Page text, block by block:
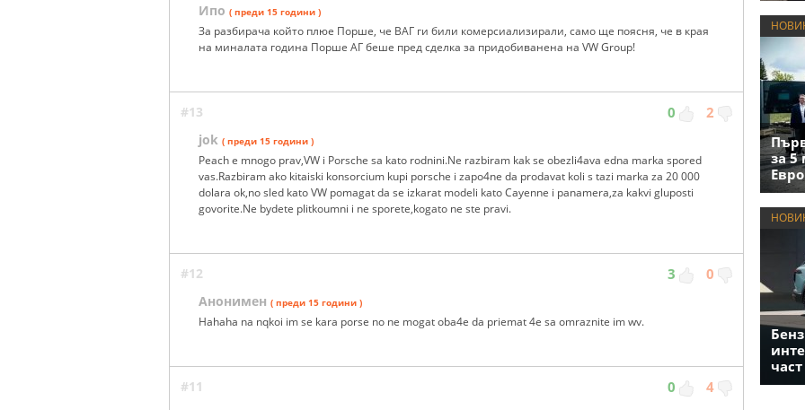
Ипо ( преди 15 години )
За разбирача който плюе Порше, че ВАГ ги били комерсиализирали, само ще поясня, че в края
на миналата година Порше АГ беше пред сделка за придобиванена на VW Group!
#13 0 2
jok ( преди 15 години )
Peach e mnogo prav,VW i Porsche sa kato rodnini.Ne razbiram kak se obezli4ava edna marka spored
vas.Razbiram ako kitaiski konsorcium kupi porsche i zapo4ne da prodavat koli s tazi marka za 20 000
dolara ok,no sled kato VW pomagat da se izkarat modeli kato Cayenne i panamera,za kakvi gluposti
govorite.Ne bydete plitkoumni i ne sporete,kogato ne ste pravi.
#12 3 0
Анонимен ( преди 15 години )
Hahaha na nqkoi im se kara porse no ne mogat oba4e da priemat 4e sa omraznite im wv.
#11 0 4
за 5
част